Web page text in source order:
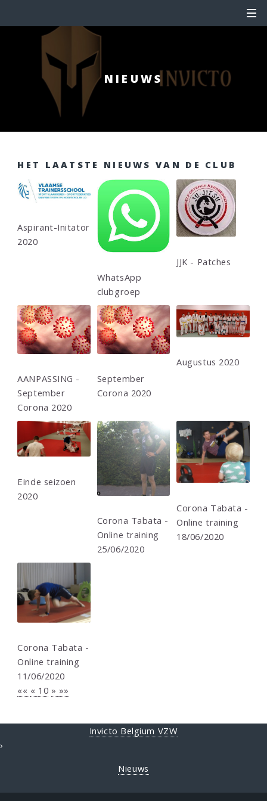
NIEUWS
HET LAATSTE NIEUWS VAN DE CLUB
Aspirant-Initator
2020
WhatsApp
clubgroep
JJK - Patches
AANPASSING -
September
Corona 2020
September
Corona 2020
Augustus 2020
Einde seizoen
2020
Corona Tabata -
Online training
25/06/2020
Corona Tabata -
Online training
18/06/2020
Corona Tabata -
Online training
11/06/2020
«« « 10 » »»
Invicto Belgium VZW
›
Nieuws